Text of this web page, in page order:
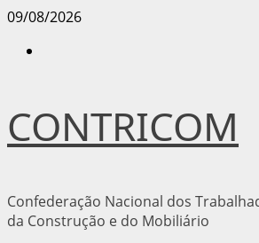
Avançar
09/08/2026
CONTRICOM
Confederação Nacional dos
da Construção e do Mobiliário